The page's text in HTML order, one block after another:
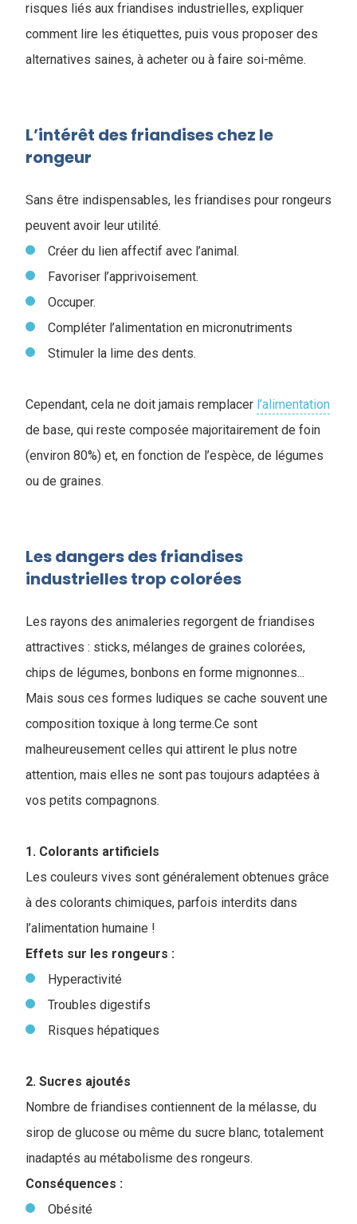
risques liés aux friandises industrielles, expliquer
comment lire les étiquettes, puis vous proposer des
alternatives saines, à acheter ou à faire soi-même.
L’intérêt des friandises chez le
rongeur
Sans être indispensables, les friandises pour rongeurs
peuvent avoir leur utilité.
Créer du lien affectif avec l’animal.
Favoriser l’apprivoisement.
Occuper.
Compléter l’alimentation en micronutriments
Stimuler la lime des dents.
Cependant, cela ne doit jamais remplacer l’alimentation
de base, qui reste composée majoritairement de foin
(environ 80%) et, en fonction de l’espèce, de légumes
ou de graines.
Les dangers des friandises
industrielles trop colorées
Les rayons des animaleries regorgent de friandises
attractives : sticks, mélanges de graines colorées,
chips de légumes, bonbons en forme mignonnes...
Mais sous ces formes ludiques se cache souvent une
composition toxique à long terme.Ce sont
malheureusement celles qui attirent le plus notre
attention, mais elles ne sont pas toujours adaptées à
vos petits compagnons.
1. Colorants artificiels
Les couleurs vives sont généralement obtenues grâce
à des colorants chimiques, parfois interdits dans
l’alimentation humaine !
Effets sur les rongeurs :
Hyperactivité
Troubles digestifs
Risques hépatiques
2. Sucres ajoutés
Nombre de friandises contiennent de la mélasse, du
sirop de glucose ou même du sucre blanc, totalement
inadaptés au métabolisme des rongeurs.
Conséquences :
Obésité